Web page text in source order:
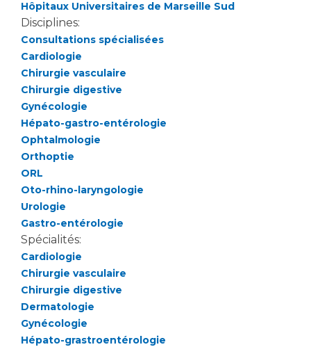
Cancer
Médecine nucléaire
Maladies rares
Maternité Hôpital Nord
Vos représentants
La Commission Des Usagers (CDU)
Les Comités Locaux des Usagers
Le projet des usagers
Anatomie et Cytologie Pathologiques
Adresser un examen au Laboratoire d'Infectiologie
Centres de référence Maladies Rares
Plateforme d'Expertise Maladies Rares
Presse / Multimédia
Communiqués de presse
Dossiers de presse
Médiathèque
Fournisseurs
Rôles et missions
Liste des marchés conclus
Documents utiles
Hôpitaux Universitaires de Marseille Sud
Disciplines:
Consultations spécialisées
Cardiologie
Chirurgie vasculaire
Chirurgie digestive
Gynécologie
Hépato-gastro-entérologie
Ophtalmologie
Orthoptie
ORL
Oto-rhino-laryngologie
Urologie
Gastro-entérologie
Spécialités:
Cardiologie
Chirurgie vasculaire
Chirurgie digestive
Dermatologie
Gynécologie
Hépato-grastroentérologie